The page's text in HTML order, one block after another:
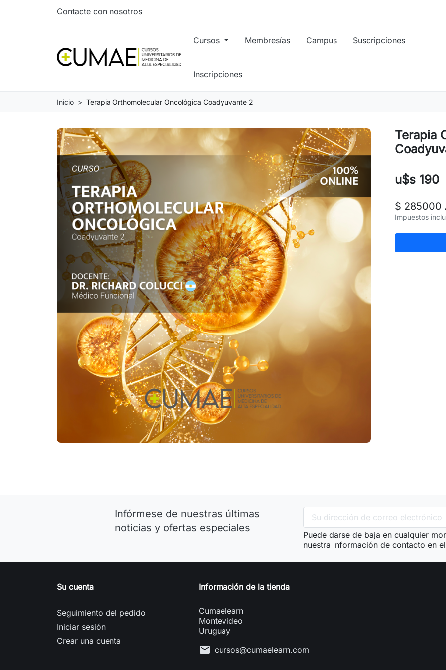
Contacte con nosotros
Cursos Membresías Campus Suscripciones
Inscripciones
Inicio Terapia Orthomolecular Oncológica Coadyuvante 2
Terapia
u$s 190
$ 285000
Impuestos
Infórmese de nuestras últimas
noticias y ofertas especiales
Puede darse de baja en cualquier
nuestra información de contacto en
Su cuenta
Seguimiento del pedido
Iniciar sesión
Crear una cuenta
Información de la tienda
Cumaelearn
Montevideo
Uruguay
mail cursos@cumaelearn.com